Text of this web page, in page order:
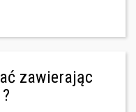
zawierając